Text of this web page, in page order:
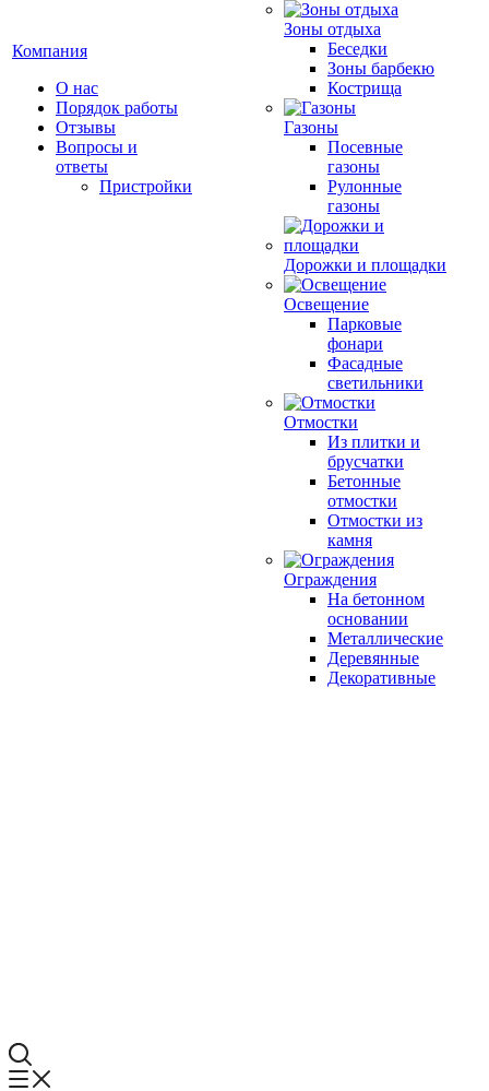
Компания
О нас
Порядок работы
Отзывы
Вопросы и
ответы
Пристройки
Зоны отдыха
Беседки
Зоны барбекю
Кострища
Газоны
Посевные
газоны
Рулонные
газоны
Дорожки и площадки
Освещение
Парковые
фонари
Фасадные
светильники
Отмостки
Из плитки и
брусчатки
Бетонные
отмостки
Отмостки из
камня
Ограждения
На бетонном
основании
Металлические
Деревянные
Декоративные